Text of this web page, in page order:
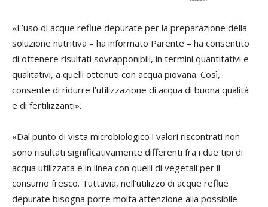
«L’uso di acque reflue depurate per la preparazione della
soluzione nutritiva – ha informato Parente – ha consentito
di ottenere risultati sovrapponibili, in termini quantitativi e
qualitativi, a quelli ottenuti con acqua piovana. Così,
consente di ridurre l’utilizzazione di acqua di buona qualità
e di fertilizzanti».
«Dal punto di vista microbiologico i valori riscontrati non
sono risultati significativamente differenti fra i due tipi di
acqua utilizzata e in linea con quelli di vegetali per il
consumo fresco. Tuttavia, nell’utilizzo di acque reflue
depurate bisogna porre molta attenzione alla possibile